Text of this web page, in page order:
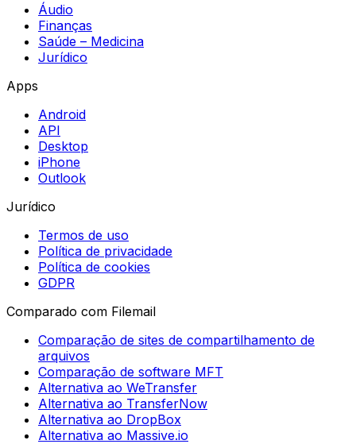
Áudio
Finanças
Saúde – Medicina
Jurídico
Apps
Android
API
Desktop
iPhone
Outlook
Jurídico
Termos de uso
Política de privacidade
Política de cookies
GDPR
Comparado com Filemail
Comparação de sites de compartilhamento de
arquivos
Comparação de software MFT
Alternativa ao WeTransfer
Alternativa ao TransferNow
Alternativa ao DropBox
Alternativa ao Massive.io